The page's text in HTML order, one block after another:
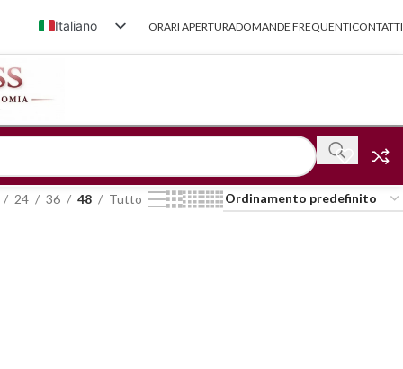
Italiano
English (UK)
ORARI APERTURADOMANDE FREQUENTICONTATTI
24 36 48 Tutto